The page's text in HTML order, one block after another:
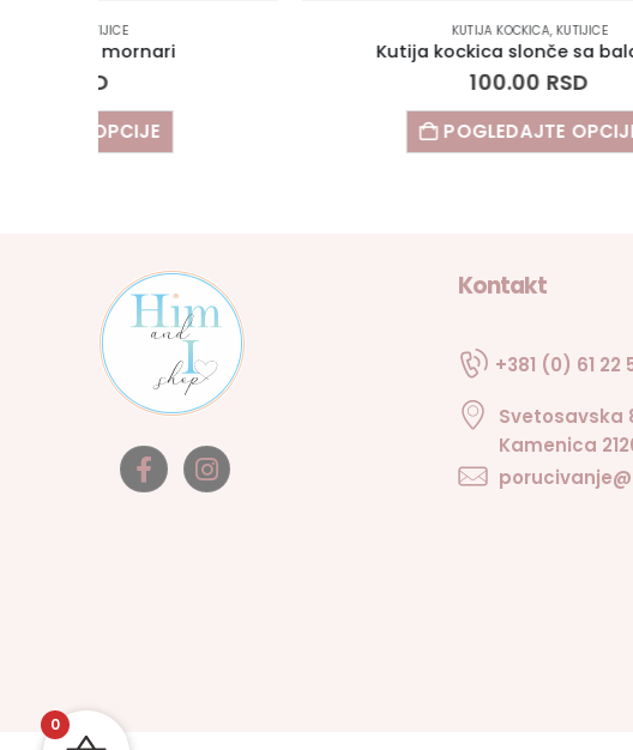
Kutija kockica slonče sa balonom
POGLEDAJTE OPCIJE
Kontakt
+381 (0) 61 22
Svetosavska
Kamenica
0